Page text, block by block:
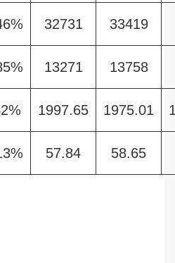
32731 33419
13271 13758
1997.65 1975.01
57.84 58.65